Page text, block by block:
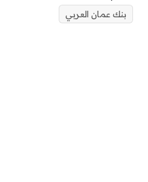
بنك عمان العربي